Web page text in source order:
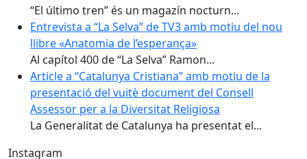
“El último tren” és un magazín nocturn...
Entrevista a “La Selva” de TV3 amb motiu del nou
llibre «Anatomia de l’esperança»
Al capítol 400 de “La Selva” Ramon...
Article a “Catalunya Cristiana” amb motiu de la
presentació del vuitè document del Consell
Assessor per a la Diversitat Religiosa
La Generalitat de Catalunya ha presentat el...
Instagram